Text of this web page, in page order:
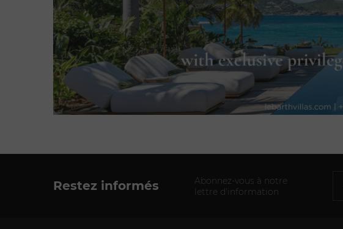
Restez informés
Abonnez-vous à notre
lettre d'information